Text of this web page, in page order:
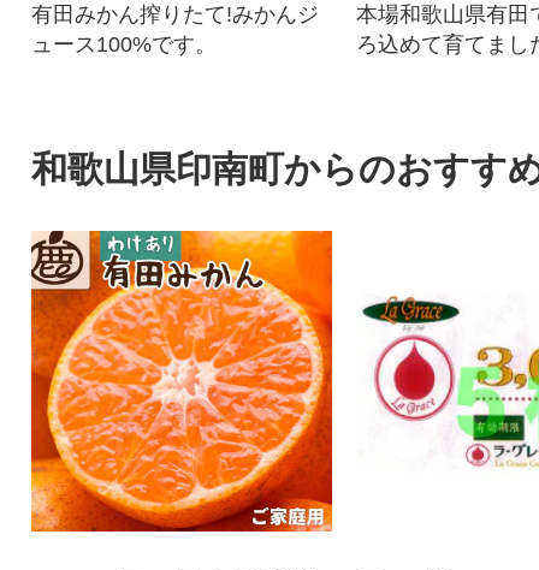
有田みかん搾りたて!みかんジ
ュース100%です。
本場和歌山県有田
ろ込めて育てまし
和歌山県印南町からのおすす